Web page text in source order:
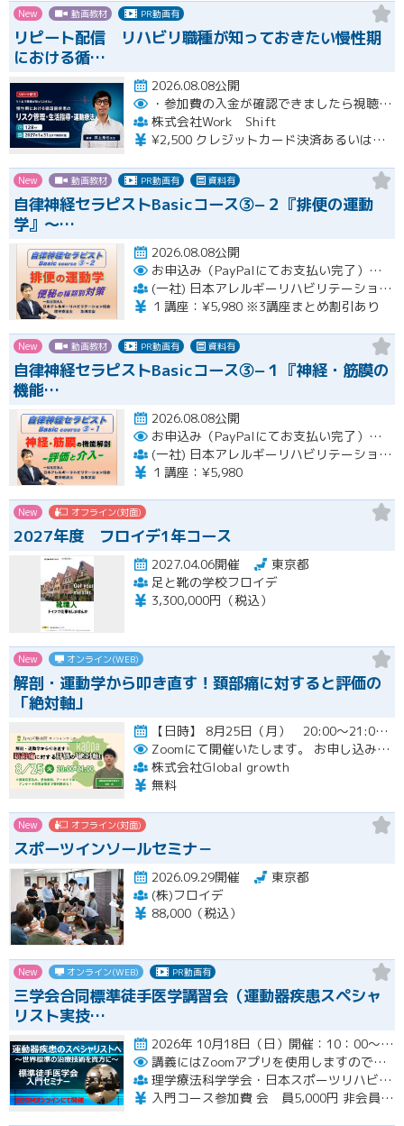
New 動画教材 PR動画有
リピート配信 リハビリ職種が知っておきたい慢性期
における循…
2026.08.08公開
・参加費の入金が確認できましたら視聴用URLとパスワードおよび資料をお申込みいただきましたメールアドレスに送付します。
株式会社Work Shift
¥2,500 クレジットカード決済あるいは銀行振込となります。
New 動画教材 PR動画有 資料有
自律神経セラピストBasicコース③−２『排便の運動
学』〜…
2026.08.08公開
お申込み（PayPalにてお支払い完了）後にメール or LINEオープンチャットより、アーカイブ視聴の際に必要なリンクをお送りいたします。
(一社) 日本アレルギーリハビリテーション協会
１講座：¥5,980 ※3講座まとめ割引あり
New 動画教材 PR動画有 資料有
自律神経セラピストBasicコース③−１『神経・筋膜の
機能…
2026.08.08公開
お申込み（PayPalにてお支払い完了）後にメール or LINEオープンチャットより、アーカイブ視聴の際に必要なリンクをお送りいたします。
(一社) 日本アレルギーリハビリテーション協会
１講座：¥5,980
New オフライン(対面)
2027年度 フロイデ1年コース
2027.04.06開催
東京都
足と靴の学校フロイデ
3,300,000円（税込）
New オンライン(WEB)
解剖・運動学から叩き直す！頚部痛に対すると評価の
「絶対軸」
【日時】 8月25日（月） 20:00〜21:00 （質疑応答込み）開催
Zoomにて開催いたします。
お申し込み者様には開催当日にZoomのリンクをお送りいたします。
株式会社Global growth
無料
New オフライン(対面)
スポーツインソールセミナ－
2026.09.29開催
東京都
(株)フロイデ
88,000（税込）
New オンライン(WEB) PR動画有
三学会合同標準徒手医学講習会（運動器疾患スペシャ
リスト実技…
2026年 10月18日（日）開催：10：00～17：00 6時間の入門コースWebセミナー開催
講義にはZoomアプリを使用しますので受講生の皆様は各自準備をお願いいたします。
理学療法科学学会・日本スポーツリハビリテーション学会・標準徒手医学会 運動器疾患スペシャリスト実技講習会（三学会合同標準徒手医学講習会）
入門コース参加費 会 員5,000円 非会員6,000円